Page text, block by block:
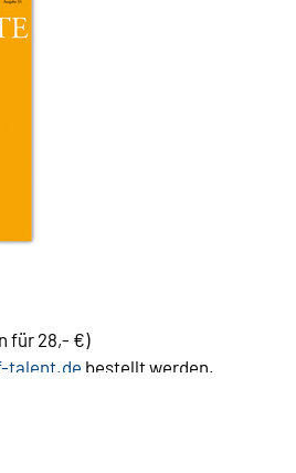
für 28,- €)
talent.REMOVE-
de bestellt werden.